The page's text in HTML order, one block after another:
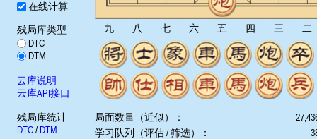
在线计算
残局库类型
DTC
DTM
云库说明
云库API接口
残局库统计
DTC/ DTM
九 八 七 六 五 四 三 二
局面数量（近似）：
学习队列（评估 / 筛选）：